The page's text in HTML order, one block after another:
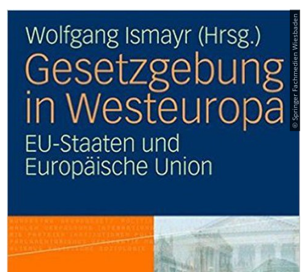
© Springer Fachmedien Wiesbaden